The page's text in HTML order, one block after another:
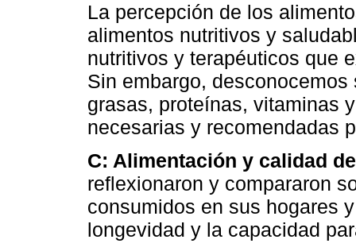
La percepción de los
alimentos nutritivos y
nutritivos y terapéuticos que
Sin embargo,
grasas, proteínas, vitaminas
necesarias y recomendadas
C: Alimentación y calidad
reflexionaron y compararon
consumidos en sus hogares
longevidad y la capacidad